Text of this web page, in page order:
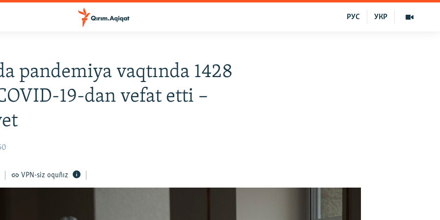
УКР
РУС
pandemiya vaqtında 1428
19-dan vefat etti –
VPN-siz oquñız